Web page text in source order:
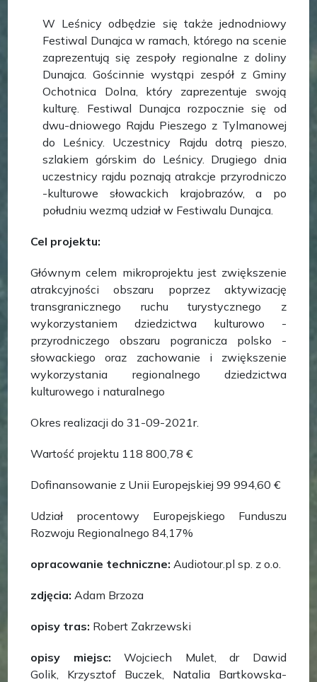
W Leśnicy odbędzie się także jednodniowy
Festiwal Dunajca w ramach, którego na scenie
zaprezentują się zespoły regionalne z doliny
Dunajca. Gościnnie wystąpi zespół z Gminy
Ochotnica Dolna, który zaprezentuje swoją
kulturę. Festiwal Dunajca rozpocznie się od
dwu-dniowego Rajdu Pieszego z Tylmanowej
do Leśnicy. Uczestnicy Rajdu dotrą pieszo,
szlakiem górskim do Leśnicy. Drugiego dnia
uczestnicy rajdu poznają atrakcje przyrodniczo
-kulturowe słowackich krajobrazów, a po
południu wezmą udział w Festiwalu Dunajca.
Cel projektu:
Głównym celem mikroprojektu jest zwiększenie
atrakcyjności obszaru poprzez aktywizację
transgranicznego ruchu turystycznego z
wykorzystaniem dziedzictwa kulturowo -
przyrodniczego obszaru pogranicza polsko -
słowackiego oraz zachowanie i zwiększenie
wykorzystania regionalnego dziedzictwa
kulturowego i naturalnego
Okres realizacji do 31-09-2021r.
Wartość projektu 118 800,78 €
Dofinansowanie z Unii Europejskiej 99 994,60 €
Udział procentowy Europejskiego Funduszu
Rozwoju Regionalnego 84,17%
opracowanie techniczne: Audiotour.pl sp. z o.o.
zdjęcia:Adam Brzoza
opisy tras: Robert Zakrzewski
opisy miejsc:Wojciech Mulet, dr Dawid
Golik, Krzysztof Buczek, Natalia Bartkowska-